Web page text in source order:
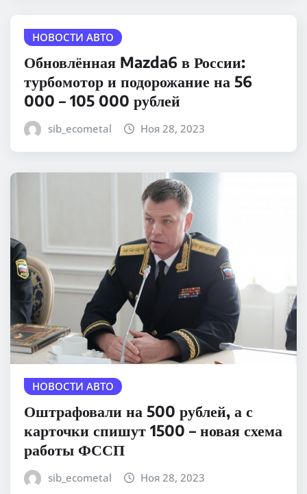
НОВОСТИ АВТО
Обновлённая Mazda6 в России:
турбомотор и подорожание на 56
000 – 105 000 рублей
sib_ecometal Ноя 28, 2023
НОВОСТИ АВТО
Оштрафовали на 500 рублей, а с
карточки спишут 1500 – новая схема
работы ФССП
sib_ecometal Ноя 28, 2023